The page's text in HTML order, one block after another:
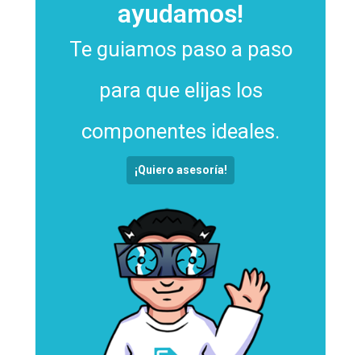
ayudamos!
Te guiamos paso a paso
para que elijas los
componentes ideales.
¡Quiero asesoría!